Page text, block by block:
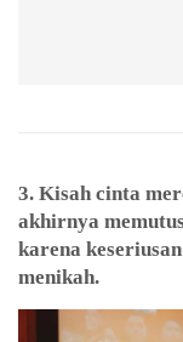
3. Kisah cinta
akhirnya
karena
menikah.